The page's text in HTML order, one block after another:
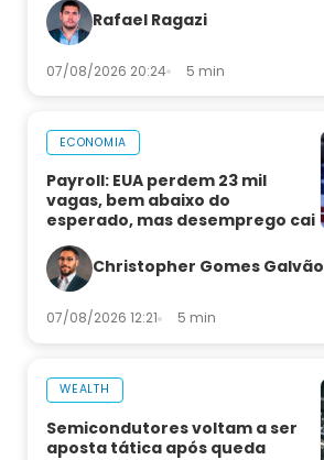
Rafael Ragazi
07/08/2026 20:24 5 min
ECONOMIA
Payroll: EUA perdem 23 mil
vagas, bem abaixo do
esperado, mas desemprego cai
Christopher Gomes Galvão
07/08/2026 12:21 5 min
WEALTH
Semicondutores voltam a ser
aposta tática após queda